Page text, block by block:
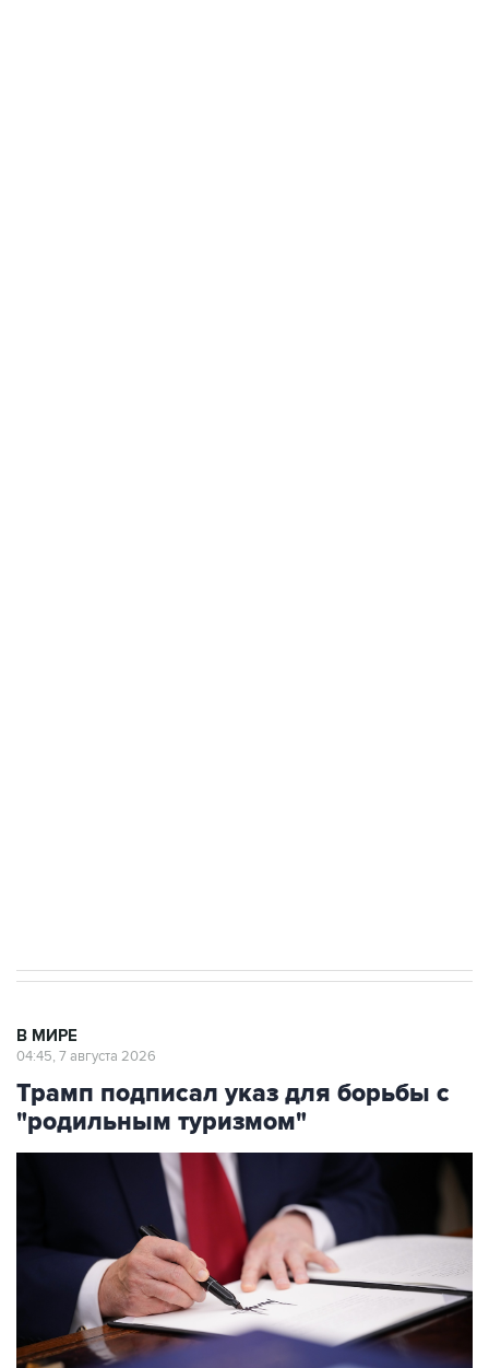
В МИРЕ
04:45, 7 августа 2026
Трамп подписал указ для борьбы с
"родильным туризмом"